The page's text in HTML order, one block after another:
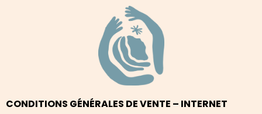
CONDITIONS GÉNÉRALES DE VENTE – INTERNET